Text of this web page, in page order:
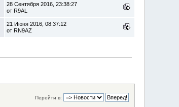
28 Сентября 2016, 23:38:27
от R9AL
21 Июня 2016, 08:37:12
от RN9AZ
Перейти в: